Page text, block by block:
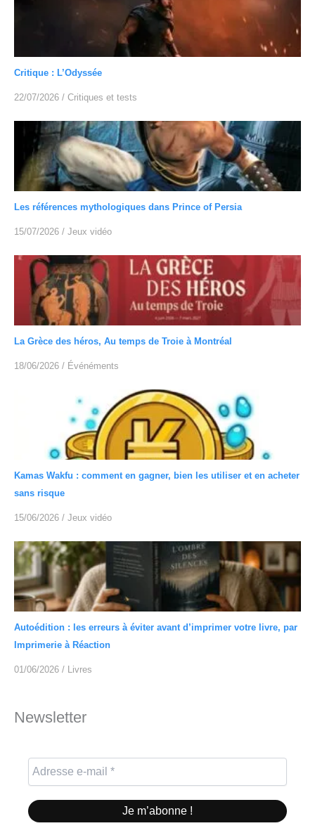
Critique : L’Odyssée
22/07/2026 / Critiques et tests
Les références mythologiques dans Prince of Persia
15/07/2026 / Jeux vidéo
La Grèce des héros, Au temps de Troie à Montréal
18/06/2026 / Événéments
Kamas Wakfu : comment en gagner, bien les utiliser et en acheter
sans risque
15/06/2026 / Jeux vidéo
Autoédition : les erreurs à éviter avant d’imprimer votre livre, par
Imprimerie à Réaction
01/06/2026 / Livres
Newsletter